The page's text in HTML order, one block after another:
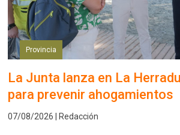
Provincia
La Junta lanza en La
para prevenir ahogamientos
07/08/2026 | Redacción